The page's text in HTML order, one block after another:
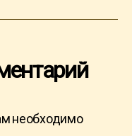
необходимо